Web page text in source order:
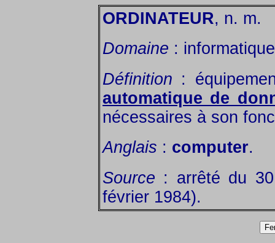
ORDINATEUR, n. m.
Domaine :
Définition :
automatique de
nécessaires à son
Anglais : computer.
Source : arrêté du
février 1984).